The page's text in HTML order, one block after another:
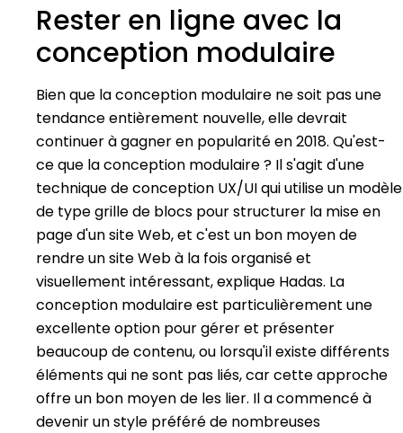
Rester en ligne avec la
conception modulaire
Bien que la conception modulaire ne soit pas une
tendance entièrement nouvelle, elle devrait
continuer à gagner en popularité en 2018. Qu'est-
ce que la conception modulaire ? Il s'agit d'une
technique de conception UX/UI qui utilise un modèle
de type grille de blocs pour structurer la mise en
page d'un site Web, et c'est un bon moyen de
rendre un site Web à la fois organisé et
visuellement intéressant, explique Hadas. La
conception modulaire est particulièrement une
excellente option pour gérer et présenter
beaucoup de contenu, ou lorsqu'il existe différents
éléments qui ne sont pas liés, car cette approche
offre un bon moyen de les lier. Il a commencé à
devenir un style préféré de nombreuses